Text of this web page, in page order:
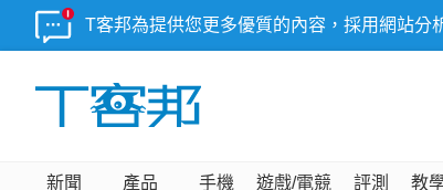
T客邦為提供您更多優質的內容，採用網站分
新聞 產品 手機 遊戲/電競 評測 教